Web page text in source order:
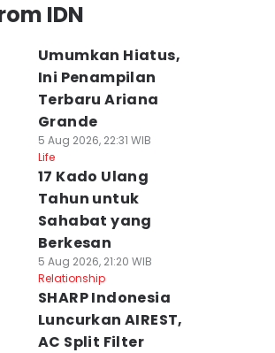
IDN
Umumkan Hiatus,
Ini Penampilan
Terbaru Ariana
Grande
5 Aug 2026, 22:31 WIB
Life
17 Kado Ulang
Tahun untuk
Sahabat yang
Berkesan
5 Aug 2026, 21:20 WIB
Relationship
SHARP Indonesia
Luncurkan AIREST,
AC Split Filter